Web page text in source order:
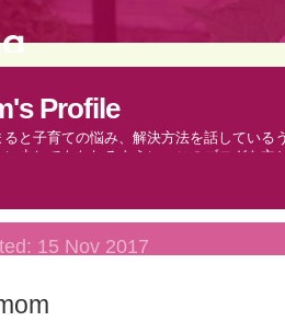
Profile
ると子育ての悩み、解決方法を話してい
に少しでもなれるように、このブログを立
15 Nov 2017